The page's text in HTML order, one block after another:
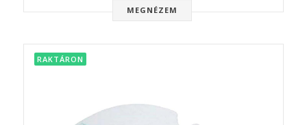
MEGNÉZEM
RAKTÁRON